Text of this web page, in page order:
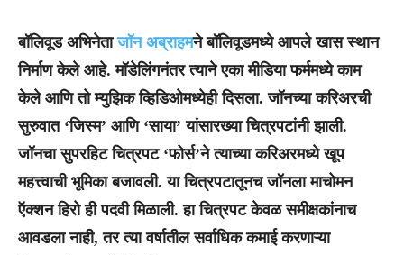
बॉलिवूड अभिनेताजॉन अब्राहमने बॉलिवूडमध्ये आपले खास स्थान
निर्माण केले आहे. मॉडेलिंगनंतर त्याने एका मीडिया फर्ममध्ये काम
केले आणि तो म्युझिक व्हिडिओमध्येही दिसला. जॉनच्या करिअरची
सुरुवात ‘जिस्म’ आणि ‘साया’ यांसारख्या चित्रपटांनी झाली.
जॉनचा सुपरहिट चित्रपट ‘फोर्स’ने त्याच्या करिअरमध्ये खूप
महत्त्वाची भूमिका बजावली. या चित्रपटातूनच जॉनला माचोमन
ऍक्शन हिरो ही पदवी मिळाली. हा चित्रपट केवळ समीक्षकांनाच
आवडला नाही, तर त्या वर्षातील सर्वाधिक कमाई करणाऱ्या